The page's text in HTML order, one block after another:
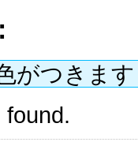
がつきます
found.